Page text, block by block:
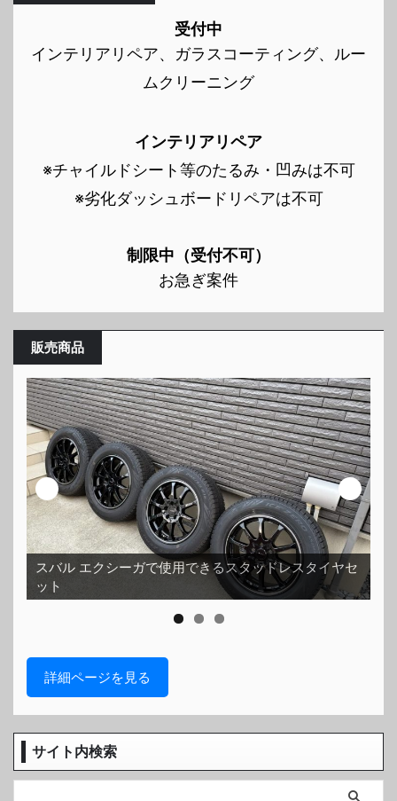
受付中
インテリアリペア、ガラスコーティング、ルー
ムクリーニング
インテリアリペア
※チャイルドシート等のたるみ・凹みは不可
※劣化ダッシュボードリペアは不可
制限中（受付不可）
お急ぎ案件
販売商品
スバル エクシーガで使用できるスタッドレスタイヤセ
ット
詳細ページを見る
サイト内検索